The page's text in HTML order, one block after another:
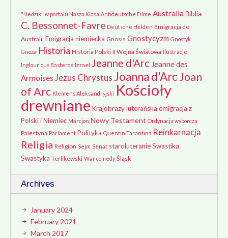
"śledzik" w portalu Nasza Klasa Antideutsche Filme AustraliaBiblia
C. Bessonnet-Favre Deutsche Helden Emigracja do
Australii Emigracja niemiecka Gnosis Gnostycyzm Gnostyk
Gnoza Historia Historia Polski II Wojna Światowa Ilustracje
Inglourious Basterds Izrael Jeanne d'Arc Jeanne des
Armoises Jezus Chrystus Joanna d'ArcJoan
of Arc Klemens Aleksandryjski Kościoły
drewniane Krajobrazyluterańska emigracja z
Polski i Niemiec Marcjon Nowy Testament Ordynacja wyborcza
Palestyna Parlament Polityka Quentin Tarantino Reinkarnacja
Religia Religion Sejm Senat staroluteranieSwastika
Swastyka Terlikowski War comedy Śląsk
Archives
January 2024
February 2021
March 2017